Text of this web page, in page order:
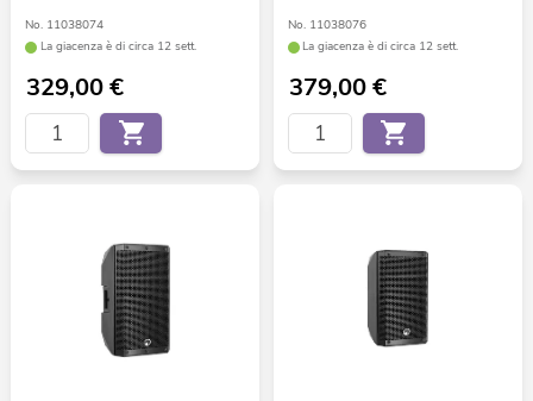
No. 11038074
La giacenza è di circa 12 sett.
329,00€
No. 11038076
La giacenza è di circa 12 sett.
379,00€